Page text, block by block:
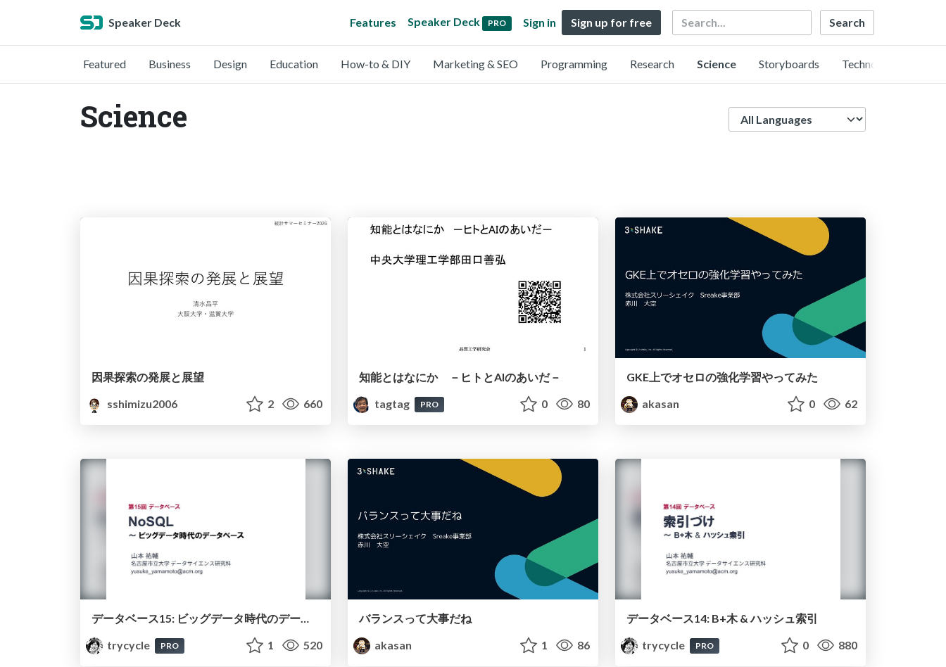
Speaker Deck Features Speaker Deck PRO Sign in Sign up for free Search
Featured Business Design Education How-to & DIY Marketing & SEO Programming Research Science Storyboards Technology
Science
因果探索の発展と展望
sshimizu2006
2 660
知能とはなにか －ヒトとAIのあいだ－
tagtag
PRO 0 80
GKE上でオセロの強化学習やってみた
akasan
0 62
データベース15: ビッグデータ時代のデータベース
trycycle
PRO 1 520
バランスって大事だね
akasan
1 86
データベース14: B+木 & ハッシュ索引
trycycle
PRO 0 880